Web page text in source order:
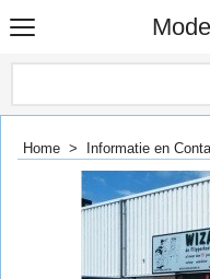
Home > Informatie en